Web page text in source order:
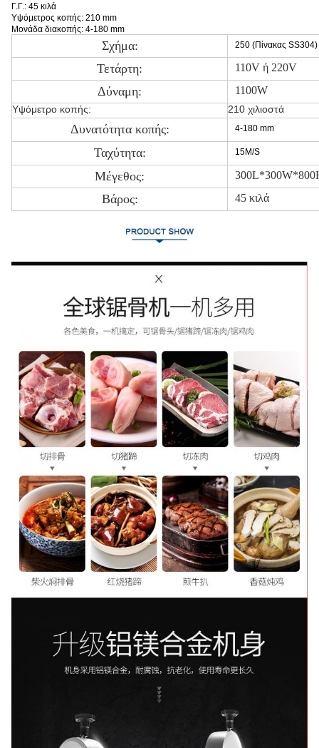
Γ.Γ.: 45 κιλά
Υψόμετρος κοπής: 210 mm
Μονάδα διακοπής: 4-180 mm
Σχήμα: 250 (Πίνακας SS304)
Τετάρτη: 110V ή 220V
Δύναμη: 1100W
Υψόμετρο κοπής: 210 χιλιοστά
Δυνατότητα κοπής: 4-180 mm
Ταχύτητα: 15M/S
Μέγεθος:
Βάρος: 45 κιλά